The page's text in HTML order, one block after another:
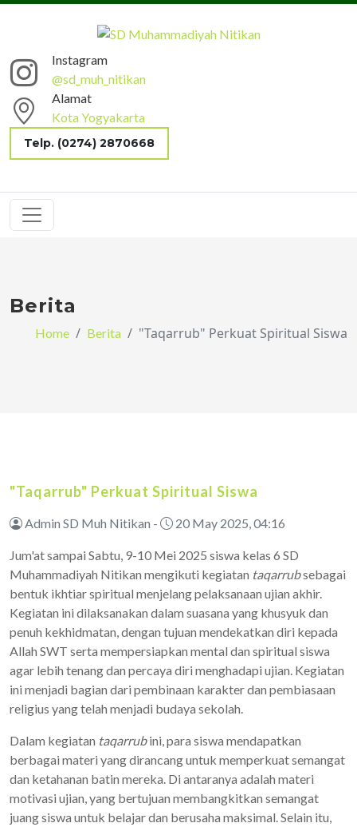
Instagram
@sd_muh_nitikan
Alamat
Kota Yogyakarta
Telp. (0274) 2870668
Berita
Home Berita "Taqarrub" Perkuat Spiritual Siswa
"Taqarrub" Perkuat Spiritual Siswa
Admin SD Muh Nitikan - 20 May 2025, 04:16
Jum'at sampai Sabtu, 9-10 Mei 2025 siswa kelas 6 SD
Muhammadiyah Nitikan mengikuti kegiatan taqarrubsebagai
bentuk ikhtiar spiritual menjelang pelaksanaan ujian akhir.
Kegiatan ini dilaksanakan dalam suasana yang khusyuk dan
penuh kekhidmatan, dengan tujuan mendekatkan diri kepada
Allah SWT serta mempersiapkan mental dan spiritual siswa
agar lebih tenang dan percaya diri menghadapi ujian. Kegiatan
ini menjadi bagian dari pembinaan karakter dan pembiasaan
religius yang telah menjadi budaya sekolah.
Dalam kegiatan taqarrubini, para siswa mendapatkan
berbagai materi yang dirancang untuk memperkuat semangat
dan ketahanan batin mereka. Di antaranya adalah materi
motivasi ujian, yang bertujuan membangkitkan semangat
juang siswa untuk belajar dan berusaha maksimal. Selain itu,